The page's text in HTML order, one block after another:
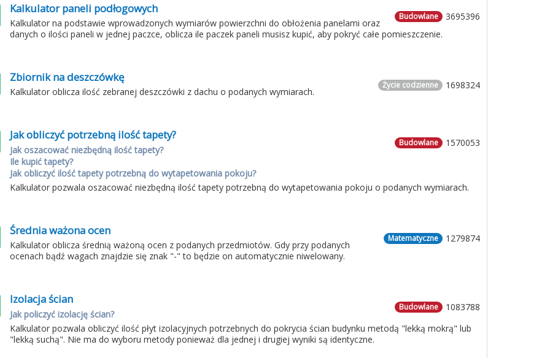
3695396
Budowlane
Kalkulator paneli podłogowych
Kalkulator na podstawie wprowadzonych wymiarów powierzchni do obłożenia panelami oraz
danych o ilości paneli w jednej paczce, oblicza ile paczek paneli musisz kupić, aby pokryć całe pomieszczenie.
1698324
Życie codzienne
Zbiornik na deszczówkę
Kalkulator oblicza ilość zebranej deszczówki z dachu o podanych wymiarach.
1570053
Budowlane
Jak obliczyć potrzebną ilość tapety?
Jak oszacować niezbędną ilość tapety?
Ile kupić tapety?
Jak obliczyć ilość tapety potrzebną do wytapetowania pokoju?
Kalkulator pozwala oszacować niezbędną ilość tapety potrzebną do wytapetowania pokoju o podanych wymiarach.
1279874
Matematyczne
Średnia ważona ocen
Kalkulator oblicza średnią ważoną ocen z podanych przedmiotów. Gdy przy podanych
ocenach bądź wagach znajdzie się znak "-" to będzie on automatycznie niwelowany.
1083788
Budowlane
Izolacja ścian
Jak policzyć izolację ścian?
Kalkulator pozwala obliczyć ilość płyt izolacyjnych potrzebnych do pokrycia ścian budynku metodą "lekką mokrą" lub
"lekką suchą". Nie ma do wyboru metody ponieważ dla jednej i drugiej wyniki są identyczne.